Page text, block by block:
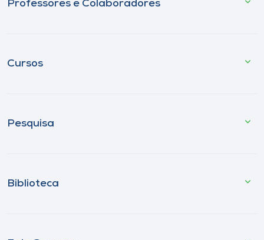
Professores e Colaboradores
Cursos
Pesquisa
Biblioteca